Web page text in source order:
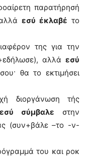
παρατήρησή
εσύ έκλαβέ το
της για την
αλλά εσύ
θα το εκτιμήσει
διοργάνωση τής
εσύ σύμβαλε στην
(συν+βάλε –το -ν-
του και ροκ